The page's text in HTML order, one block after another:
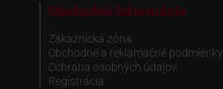
Obchodné informácie
Zákaznická zóna
Obchodné a reklamačné podmienky
Ochrana osobných údajov
Registrácia